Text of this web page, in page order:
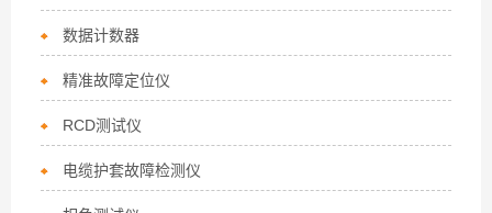
数据计数器
精准故障定位仪
RCD测试仪
电缆护套故障检测仪